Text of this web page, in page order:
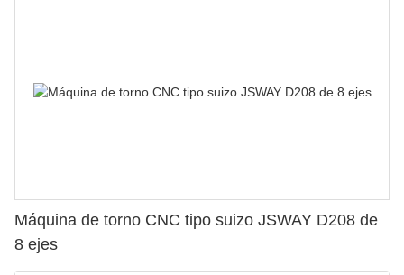
Máquina de torno CNC tipo suizo JSWAY D208 de
8 ejes